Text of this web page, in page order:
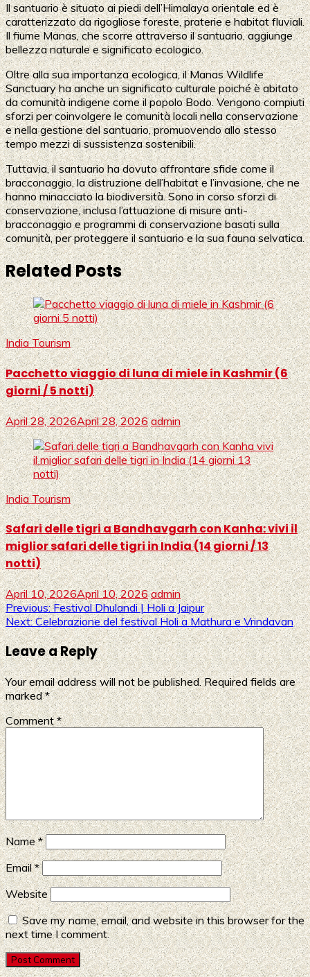
Il santuario è situato ai piedi dell’Himalaya orientale ed è
caratterizzato da rigogliose foreste, praterie e habitat fluviali.
Il fiume Manas, che scorre attraverso il santuario, aggiunge
bellezza naturale e significato ecologico.
Oltre alla sua importanza ecologica, il Manas Wildlife
Sanctuary ha anche un significato culturale poiché è abitato
da comunità indigene come il popolo Bodo. Vengono compiuti
sforzi per coinvolgere le comunità locali nella conservazione
e nella gestione del santuario, promuovendo allo stesso
tempo mezzi di sussistenza sostenibili.
Tuttavia, il santuario ha dovuto affrontare sfide come il
bracconaggio, la distruzione dell’habitat e l’invasione, che ne
hanno minacciato la biodiversità. Sono in corso sforzi di
conservazione, inclusa l’attuazione di misure anti-
bracconaggio e programmi di conservazione basati sulla
comunità, per proteggere il santuario e la sua fauna selvatica.
Related Posts
India Tourism
Pacchetto viaggio di luna di miele in Kashmir (6
giorni / 5 notti)
April 28, 2026April 28, 2026 admin
India Tourism
Safari delle tigri a Bandhavgarh con Kanha: vivi il
miglior safari delle tigri in India (14 giorni / 13
notti)
April 10, 2026April 10, 2026 admin
Post
navigation
Previous: Festival Dhulandi | Holi a Jaipur
Next: Celebrazione del festival Holi a Mathura e Vrindavan
Leave a Reply
Your email address will not be published. Required fields are
marked*
Comment*
Name*
Email*
Website
Save my name, email, and website in this browser for the
next time I comment.